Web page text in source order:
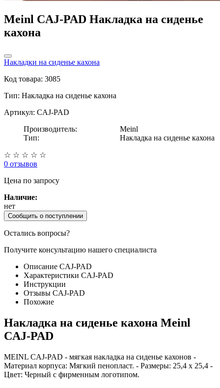
Meinl CAJ-PAD Накладка на сиденье
кахона
Накладки на сиденье кахона
Код товара: 3085
Тип: Накладка на сиденье кахона
Артикул: CAJ-PAD
Производитель:
Meinl
Тип:
Накладка на сиденье кахона
☆ ☆ ☆ ☆ ☆
0 отзывов
Цена по запросу
Наличие:
нет
Сообщить о поступлении
Остались вопросы?
Получите консультацию нашего специалиста
Описание CAJ-PAD
Характеристики CAJ-PAD
Инструкции
Отзывы CAJ-PAD
Похожие
Накладка на сиденье кахона Meinl
CAJ-PAD
MEINL CAJ-PAD - мягкая накладка на сиденье кахонов -
Материал корпуса: Мягкий пенопласт. - Размеры: 25,4 х 25,4 -
Цвет: Черный с фирменным логотипом.